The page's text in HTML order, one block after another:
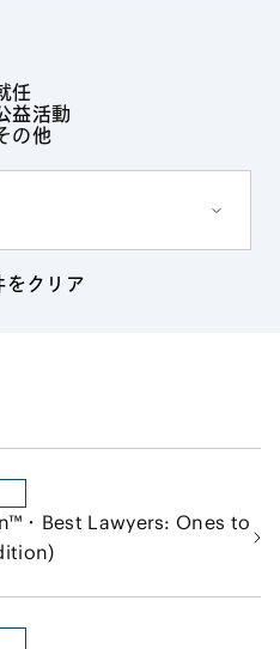
任
益活動
の他
をクリア
・Best Lawyers: Ones to